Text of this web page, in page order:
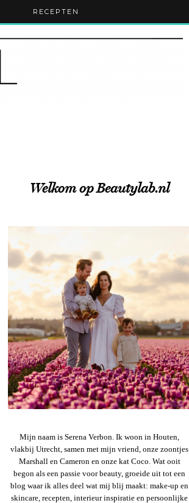
RECEPTEN
Welkom op Beautylab.nl
Mijn naam is Serena Verbon. Ik woon in Houten,
vlakbij Utrecht, samen met mijn vriend, onze zoontjes
Marshall en Cameron en onze kat Coco. Wat ooit
begon als een passie voor beauty, groeide uit tot een
blog waar ik alles deel wat mij blij maakt: make-up en
skincare, recepten, interieur inspiratie en persoonlijke